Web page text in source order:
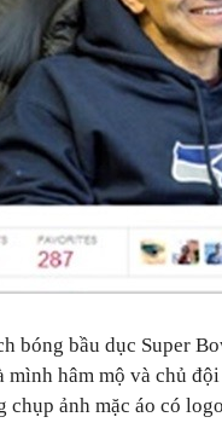
bóng bầu dục Super
mình hâm mộ và chủ
chụp ảnh mặc áo có